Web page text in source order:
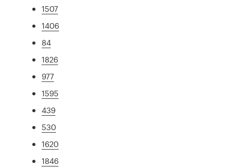
1507
1406
84
1826
977
1595
439
530
1620
1846